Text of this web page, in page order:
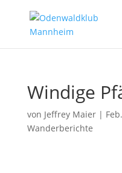
Windige
von Jeffrey Maier|
Wanderberichte